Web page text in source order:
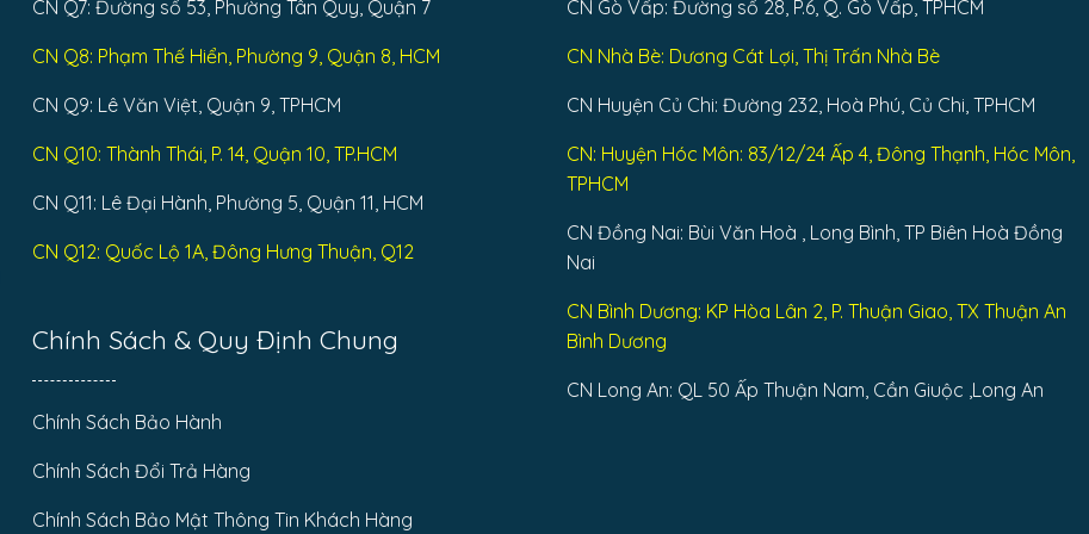
CN Q7: Đường số 53, Phường Tân Quy, Quận 7
CN Q8: Phạm Thế Hiển, Phường 9, Quận 8, HCM
CN Q9: Lê Văn Việt, Quận 9, TPHCM
CN Q10: Thành Thái, P. 14, Quận 10, TP.HCM
CN Q11: Lê Đại Hành, Phường 5, Quận 11, HCM
CN Q12: Quốc Lộ 1A, Đông Hưng Thuận, Q12
Chính Sách & Quy Định Chung
Chính Sách Bảo Hành
Chính Sách Đổi Trả Hàng
Chính Sách Bảo Mật Thông Tin Khách Hàng
CN Gò Vấp: Đường số 28, P.6, Q. Gò Vấp, TPHCM
CN Nhà Bè: Dương Cát Lợi, Thị Trấn Nhà Bè
CN Huyện Củ Chi: Đường 232, Hoà Phú, Củ Chi, TPHCM
CN: Huyện Hóc Môn: 83/12/24 Ấp 4, Đông Thạnh, Hóc Môn,
TPHCM
CN Đồng Nai: Bùi Văn Hoà , Long Bình, TP Biên Hoà Đồng
Nai
CN Bình Dương: KP Hòa Lân 2, P. Thuận Giao, TX Thuận An
Bình Dương
CN Long An: QL 50 Ấp Thuận Nam, Cần Giuộc ,Long An